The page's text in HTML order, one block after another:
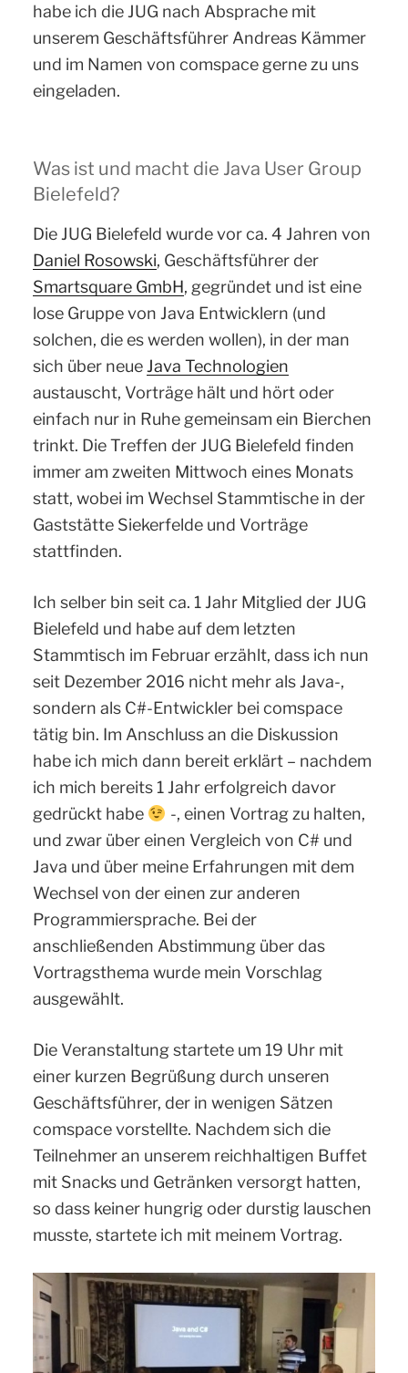
habe ich die JUG nach Absprache mit
unserem Geschäftsführer Andreas Kämmer
und im Namen von comspace gerne zu uns
eingeladen.
Was ist und macht die Java User Group
Bielefeld?
Die JUG Bielefeld wurde vor ca. 4 Jahren von
Daniel Rosowski, Geschäftsführer der
Smartsquare GmbH, gegründet und ist eine
lose Gruppe von Java Entwicklern (und
solchen, die es werden wollen), in der man
sich über neue Java Technologien
austauscht, Vorträge hält und hört oder
einfach nur in Ruhe gemeinsam ein Bierchen
trinkt. Die Treffen der JUG Bielefeld finden
immer am zweiten Mittwoch eines Monats
statt, wobei im Wechsel Stammtische in der
Gaststätte Siekerfelde und Vorträge
stattfinden.
Ich selber bin seit ca. 1 Jahr Mitglied der JUG
Bielefeld und habe auf dem letzten
Stammtisch im Februar erzählt, dass ich nun
seit Dezember 2016 nicht mehr als Java-,
sondern als C#-Entwickler bei comspace
tätig bin. Im Anschluss an die Diskussion
habe ich mich dann bereit erklärt – nachdem
ich mich bereits 1 Jahr erfolgreich davor
gedrückt habe
-, einen Vortrag zu halten,
und zwar über einen Vergleich von C# und
Java und über meine Erfahrungen mit dem
Wechsel von der einen zur anderen
Programmiersprache. Bei der
anschließenden Abstimmung über das
Vortragsthema wurde mein Vorschlag
ausgewählt.
Die Veranstaltung startete um 19 Uhr mit
einer kurzen Begrüßung durch unseren
Geschäftsführer, der in wenigen Sätzen
comspace vorstellte. Nachdem sich die
Teilnehmer an unserem reichhaltigen Buffet
mit Snacks und Getränken versorgt hatten,
so dass keiner hungrig oder durstig lauschen
musste, startete ich mit meinem Vortrag.